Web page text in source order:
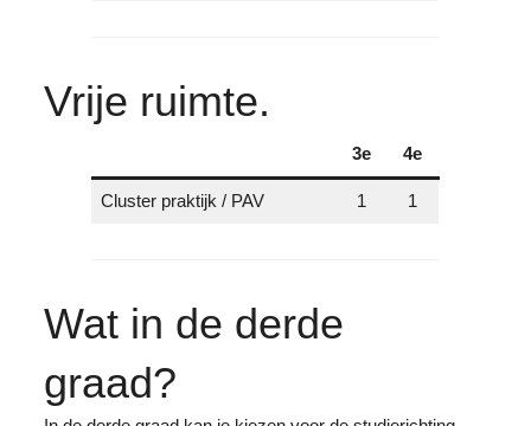
Vrije ruimte.
3e 4e
Cluster praktijk / PAV 1 1
Wat in de derde
graad?